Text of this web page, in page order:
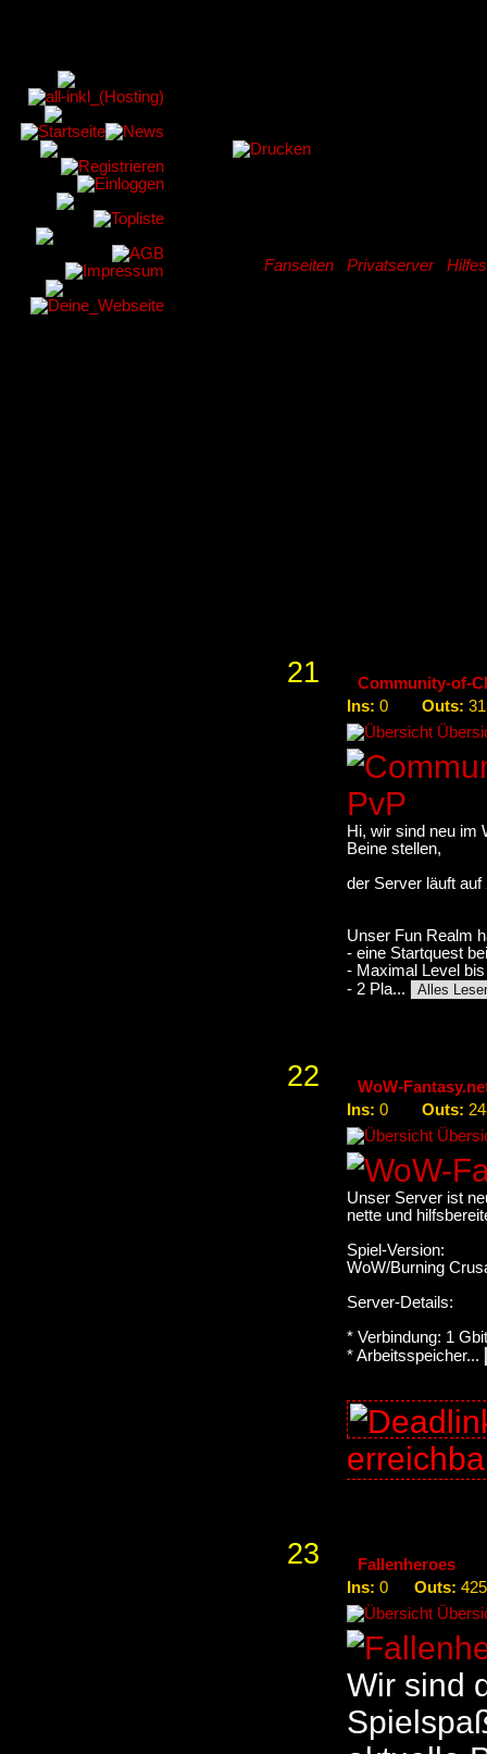
Fanseiten Privatserver|
21
Community-of-
Ins: 0 Outs:
Hi, wir sind neu im
Beine stellen,
der Server läuft auf
Unser Fun Realm
- eine Startquest
- Maximal Level
- 2 Pla...
Alles
22
WoW-
Ins: 0 Outs:
Unser Server ist
nette und
Spiel-Version:
WoW/Burning
Server-Details:
* Verbindung: 1
* Arbeitsspeicher...
23
Fallenheroes
Ins: 0 Outs:
Wir sind